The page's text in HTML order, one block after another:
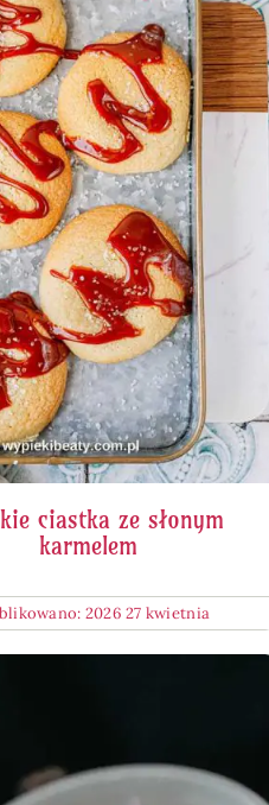
ciastka ze słonym
karmelem
2026 27 kwietnia